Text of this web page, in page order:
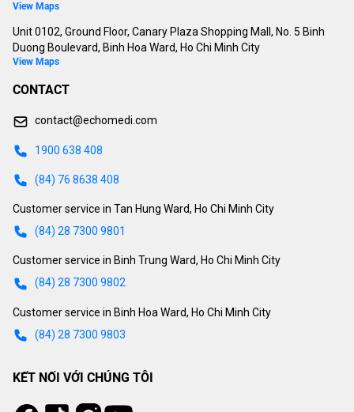
View Maps
Unit 0102, Ground Floor, Canary Plaza Shopping Mall, No. 5 Binh
Duong Boulevard, Binh Hoa Ward, Ho Chi Minh City
View Maps
CONTACT
contact@echomedi.com
1900 638 408
(84) 76 8638 408
Customer service in Tan Hung Ward, Ho Chi Minh City
(84) 28 7300 9801
Customer service in Binh Trung Ward, Ho Chi Minh City
(84) 28 7300 9802
Customer service in Binh Hoa Ward, Ho Chi Minh City
(84) 28 7300 9803
KẾT NỐI VỚI CHÚNG TÔI
Tiktok Instagram